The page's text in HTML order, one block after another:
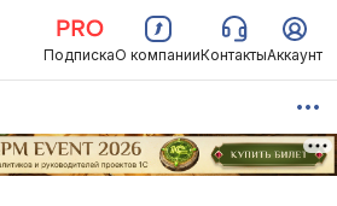
ПодпискаО компанииКонтактыАккаунт